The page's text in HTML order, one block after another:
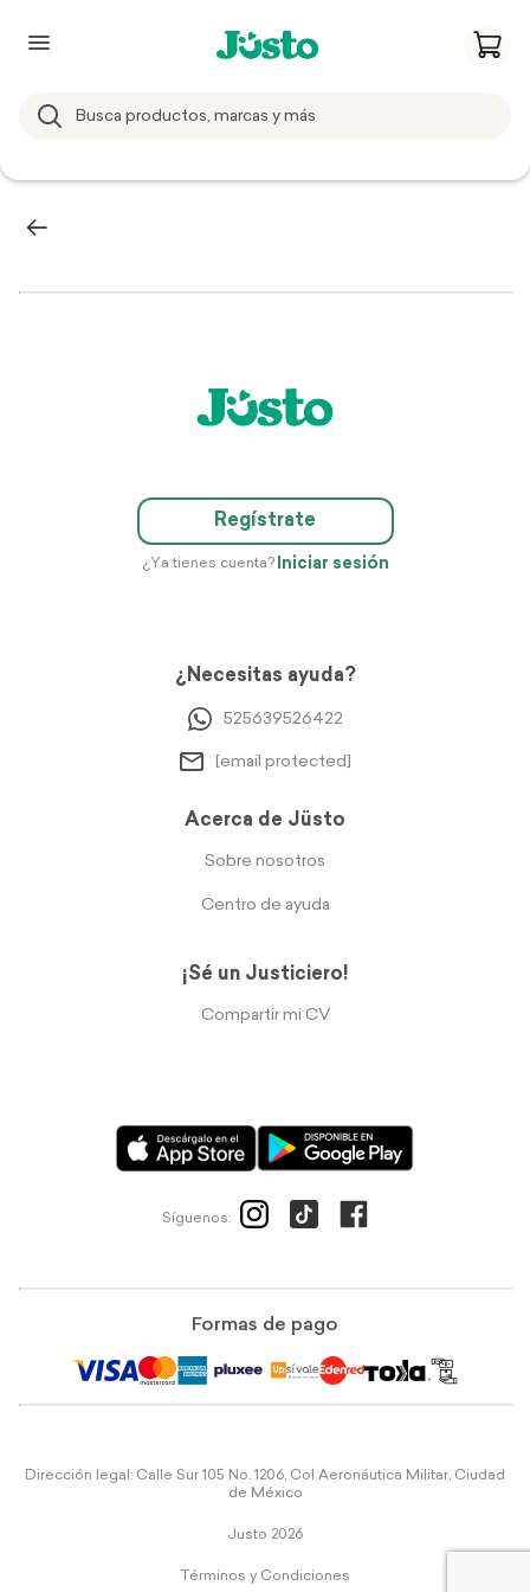
Regístrate
¿Ya tienes cuenta? Iniciar sesión
¿Necesitas ayuda?
525639526422
[email protected]
Acerca de Jüsto
Sobre nosotros
Centro de ayuda
¡Sé un Justiciero!
Compartir mi CV
Síguenos:
Formas de pago
Dirección legal: Calle Sur 105 No. 1206, Col Aeronáutica Militar, Ciudad
de México
Justo 2026
Términos y Condiciones